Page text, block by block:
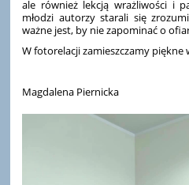
ale również lekcją wrażliwości i
młodzi autorzy starali się
ważne jest, by nie zapominać o
W fotorelacji zamieszczamy piękne
Magdalena Piernicka